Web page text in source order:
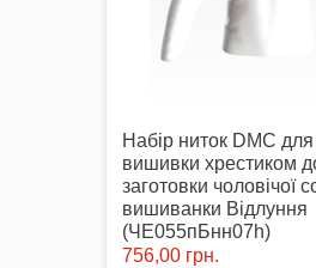
Набір ниток DMC для
вишивки хрестиком
заготовки чоловічої
вишиванки Відлуння
(ЧЕ055пБнн07h)
756,00 грн.